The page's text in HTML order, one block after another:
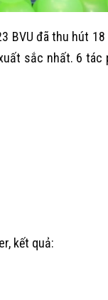
BVU đã thu hút
sắc nhất. 6
kết quả: